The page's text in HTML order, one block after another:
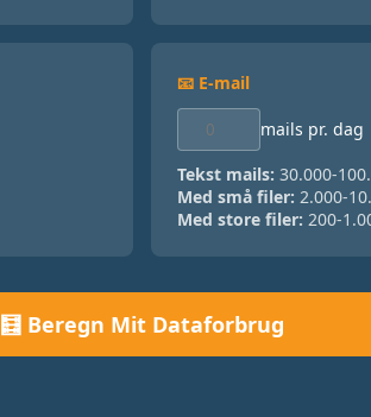
📧 E-mail
mails pr. dag
Tekst mails: 30.000-
Med små filer: 2.000-
Med store filer: 200-
🧮 Beregn Mit Dataforbrug